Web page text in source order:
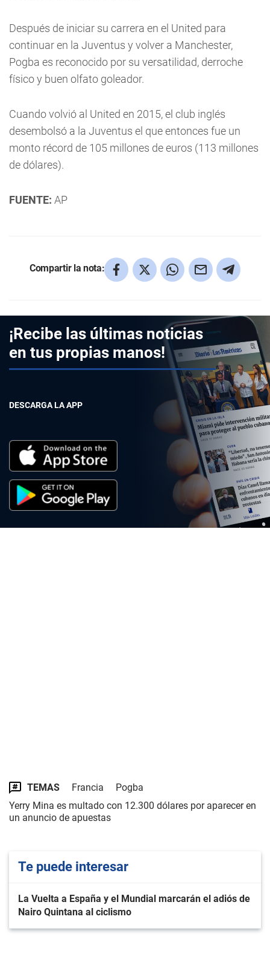
Después de iniciar su carrera en el United para
continuar en la Juventus y volver a Manchester,
Pogba es reconocido por su versatilidad, derroche
físico y buen olfato goleador.
Cuando volvió al United en 2015, el club inglés
desembolsó a la Juventus el que entonces fue un
monto récord de 105 millones de euros (113 millones
de dólares).
FUENTE: AP
Compartir la nota:
¡Recibe las últimas noticias
en tus propias manos!
DESCARGA LA APP
TEMAS Francia
Pogba
Yerry Mina es multado con 12.300 dólares por aparecer en
un anuncio de apuestas
Te puede interesar
La Vuelta a España y el Mundial marcarán el adiós de
Nairo Quintana al ciclismo